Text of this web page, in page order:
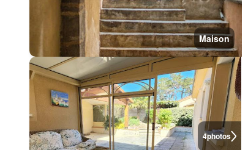
Maison
4photos